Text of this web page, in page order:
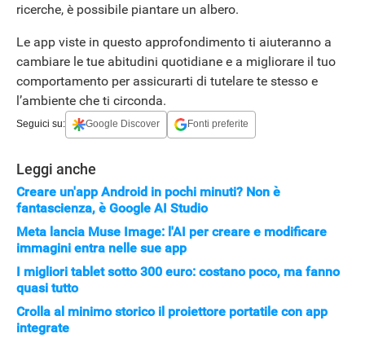
ricerche, è possibile piantare un albero.
Le app viste in questo approfondimento ti aiuteranno a
cambiare le tue abitudini quotidiane e a migliorare il tuo
comportamento per assicurarti di tutelare te stesso e
l’ambiente che ti circonda.
Seguici su: Google Discover Fonti preferite
Leggi anche
Creare un'app Android in pochi minuti? Non è
fantascienza, è Google AI Studio
Meta lancia Muse Image: l'AI per creare e modificare
immagini entra nelle sue app
I migliori tablet sotto 300 euro: costano poco, ma fanno
quasi tutto
Crolla al minimo storico il proiettore portatile con app
integrate